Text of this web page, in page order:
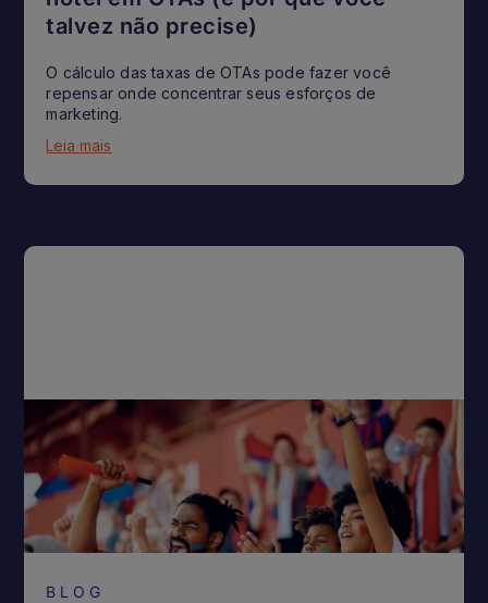
talvez não precise)
O cálculo das taxas de OTAs pode fazer você
repensar onde concentrar seus esforços de
marketing.
Leia mais
BLOG